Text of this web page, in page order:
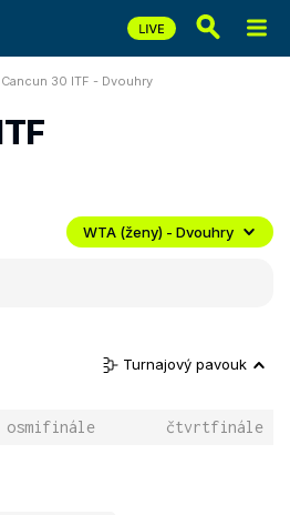
Cancun 30 ITF - Dvouhry
WTA (ženy) - Dvouhry
Turnajový pavouk
osmifinále čtvrtfinále